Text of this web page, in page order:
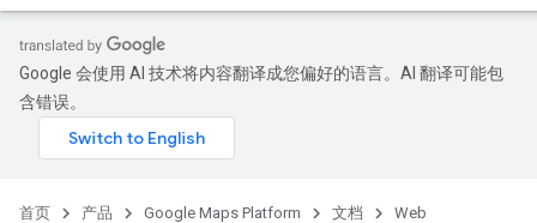
Google 会使用 AI 技术将内容翻译成您偏好的语言。AI 翻译可能包
含错误。
首页 产品 Google Maps Platform 文档
Web